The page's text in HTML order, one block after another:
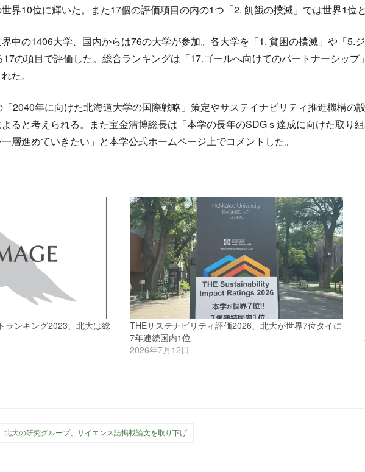
界10位に輝いた。また17個の評価項目の内の1つ「2. 飢餓の撲滅」では世界1位と
中の1406大学、国内からは76の大学が参加。各大学を「1. 貧困の撲滅」や「5.
の項目で評価した。総合ランキングは「17.ゴールへ向けてのパートナーシッ
た。
2040年に向けた北海道大学の国際戦略」策定やサステイナビリティ推進機構の
ると考えられる。また宝金清博総長は「本学の長年のSDGｓ達成に向けた取り
層進めていきたい」と本学公式ホームページ上でコメントした。
ランキング2023、北大は総
THEサステナビリティ評価2026、北大が世界7位タイに
7年連続国内1位
2026年7月12日
北大の研究グループ、サイエンス誌掲載論文を取り下げ